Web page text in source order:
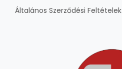
Általános Szerződési Feltételek